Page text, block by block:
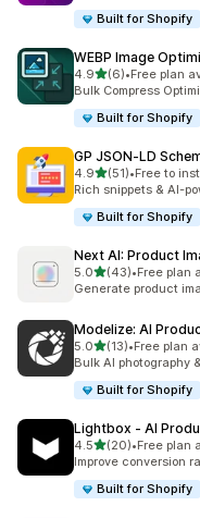
Built for Shopify
WEBP Image
4.95つ星中
(6)
合計レビュー数：6件
•Free plan
Bulk Compress
Built for Shopify
GP JSON‑LD
4.95つ星中
(51)
合計レビュー数：51件
•Free to
Rich snippets & AI-
Built for Shopify
Next AI: Product
5.05つ星中
(43)
合計レビュー数：43件
•Free plan
Generate product
Modelize: AI
5.05つ星中
(13)
合計レビュー数：13件
•Free plan
Bulk AI photography
Built for Shopify
Lightbox ‑ AI
4.55つ星中
(20)
合計レビュー数：20件
•Free plan
Improve conversion
Built for Shopify